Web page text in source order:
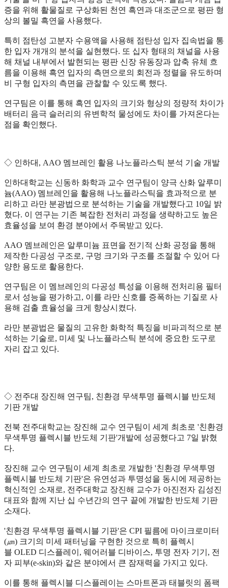
증을 위해 활물질로 구상화된 천연 흑연과 대조군으로 평판 형
상의 볼밀 흑연을 사용했다.
특히 점탄성 고분자 수용액을 사용해 점탄성 입자 집속법을 통
한 입자 개개의 분석을 실현했다. 또 십자 형태의 채널을 사용
해 채널 내부에서 발현되는 평판 신장 유동장과 압축 유체 흐
름을 이용해 흑연 입자의 측면으로의 회전과 정렬을 유도하며
비 구형 입자의 측면을 관찰할 수 있도록 했다.
연구팀은 이를 통해 흑연 입자의 크기와 형상의 정량적 차이가
배터리 음극 슬러리의 유변학적 물성에도 차이를 가져온다는
점을 확인했다.
◇ 인하대, AAO 멤브레인 활용 나노플라스틱 분석 기술 개발
인하대학교는 신동하 화학과 교수 연구팀이 양극 산화 알루미
늄(AAO) 멤브레인을 활용해 나노플라스틱을 효과적으로 분
리하고 라만 분광법으로 분석하는 기술을 개발했다고 10일 밝
혔다. 이 연구는 기존 복잡한 전처리 과정을 생략하고도 높은
효율성을 보여 환경 분야에서 주목받고 있다.
AAO 멤브레인은 알루미늄 표면을 전기적 산화 공정을 통해
제작한 다공성 구조로, 구멍 크기와 구조를 조절할 수 있어 다
양한 용도로 활용한다.
연구팀은 이 멤브레인의 다공성 특성을 이용해 전처리용 필터
로서 성능을 평가하고, 이를 라만 신호를 증폭하는 기질로 사
용해 검출 효율성을 크게 향상시켰다.
라만 분광법은 물질의 고유한 화학적 특징을 비파괴적으로 분
석하는 기술로, 미세 및 나노플라스틱 분석에 중요한 도구로
자리 잡고 있다.
◇ 전주대 장진해 연구팀, 친환경 무색투명 플렉시블 반도체
기판 개발
전북 전주대학교는 장진해 교수 연구팀이 세계 최초로 '친환경
무색투명 플렉시블 반도체 기판'개발에 성공했다고 7일 밝혔
다.
장진해 교수 연구팀이 세계 최초로 개발한 '친환경 무색투명
플렉시블 반도체 기판'은 유연성과 투명성을 동시에 제공하는
혁신적인 소재로, 전주대학교 장진해 교수가 아진전자 김성진
대표와 함께 지난 십 수년간의 연구 끝에 개발한 반도체 기판
소재다.
'친환경 무색투명 플렉시블 기판'은 CPI 필름에 마이크로미터
(㎛) 크기의 미세 패터닝을 구현한 것으로 특히 플렉시
블 OLED 디스플레이, 웨어러블 디바이스, 투명 전자 기기, 전
자 피부(e-skin)와 같은 분야에서 큰 잠재력을 가지고 있다.
이를 통해 플렉시블 디스플레이는 스마트폰과 태블릿의 폼팩